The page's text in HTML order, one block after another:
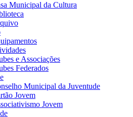
Municipal da Cultura
e Associações
Federados
Municipal da Juventude
Jovem
Jovem